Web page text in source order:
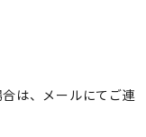
は、メールにてご連